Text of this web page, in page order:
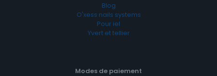
Blog
O'xess nails systems
Pour iel
Yvert et tellier
Modes de paiement